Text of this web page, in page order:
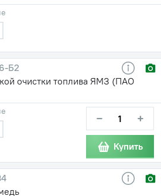
Б2
очистки топлива ЯМЗ (ПАО
− +
Купить